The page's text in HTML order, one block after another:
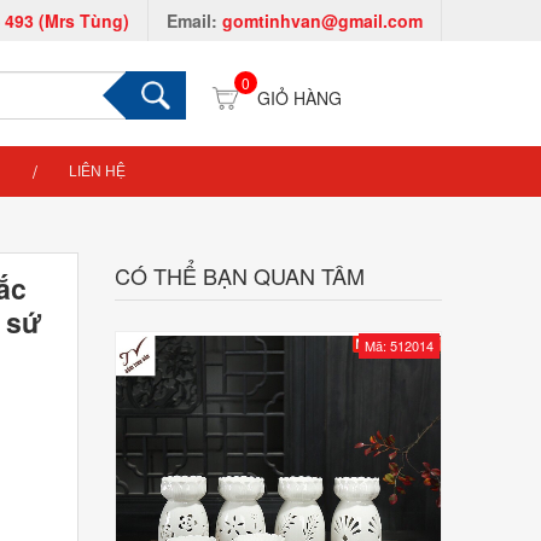
493 (Mrs Tùng) Email: gomtinhvan@gmail.com
0
LIÊN HỆ
sứ
CÓ THỂ BẠN QUAN TÂM
Mã: 512014